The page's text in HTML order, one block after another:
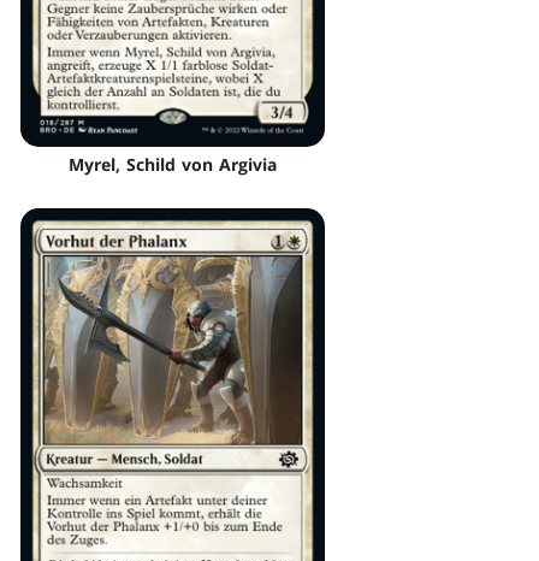
Myrel, Schild von Argivia